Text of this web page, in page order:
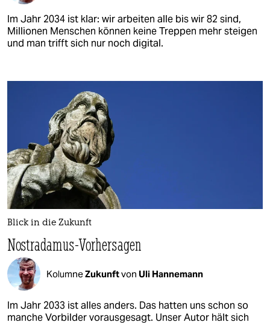
Im Jahr 2034 ist klar: wir arbeiten alle bis wir 82 sind,
Millionen Menschen können keine Treppen mehr steigen
und man trifft sich nur noch digital.
Blick in die Zukunft
Nostradamus-Vorhersagen
KolumneZukunftvon Uli Hannemann
Im Jahr 2033 ist alles anders. Das hatten uns schon so
manche Vorbilder vorausgesagt. Unser Autor hält sich